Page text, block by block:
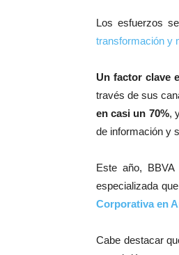
Los esfuerzos
transformación y
Un factor clave
través de sus
en casi un 70%,
de información y
Este año, BBVA
especializada
Corporativa en
Cabe destacar